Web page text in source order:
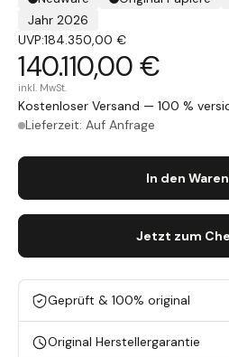
Jahr 2026
UVP:184.350,00 €
140.110,00 €
inkl. MwSt.
Kostenloser Versand — 100 %
Lieferzeit: Auf Anfrage
In den
Jetzt zum
Geprüft & 100% original
Original Herstellergarantie